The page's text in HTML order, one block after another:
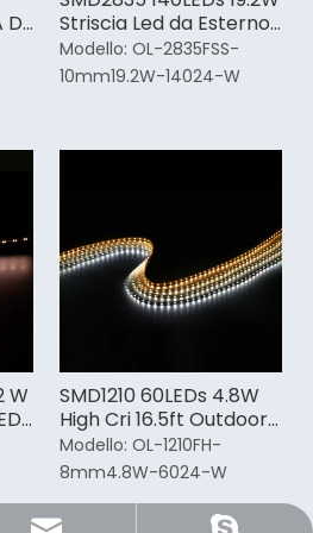
DI
Striscia Led da Esterno
ad Alta Efficienza
Modello: OL-2835FSS-
10mm19.2W-14024-W
W
SMD1210 60LEDs 4.8W
High Cri 16.5ft Outdoor
Led Strip Light
Modello: OL-1210FH-
8mm4.8W-6024-W